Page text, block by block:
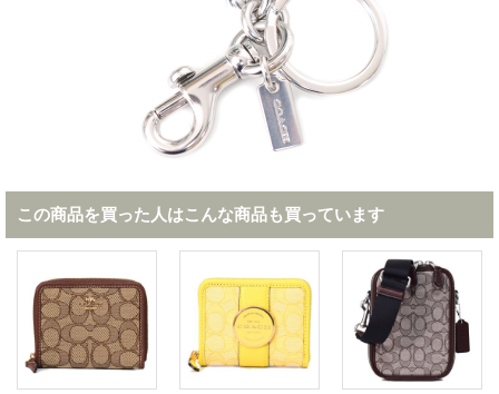
この商品を買った人はこんな商品も買っています